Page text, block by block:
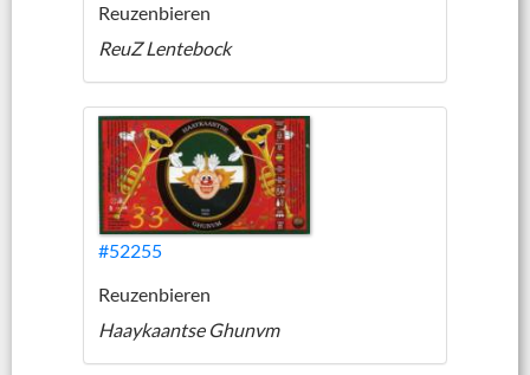
Reuzenbieren
ReuZ Lentebock
#52255
Reuzenbieren
Haaykaantse Ghunvm